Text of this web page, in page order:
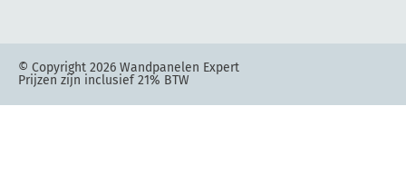
© Copyright 2026 Wandpanelen Expert
Prijzen zijn inclusief 21% BTW